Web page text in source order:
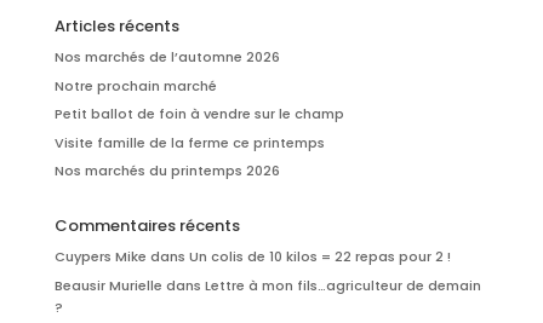
Articles récents
Nos marchés de l’automne 2026
Notre prochain marché
Petit ballot de foin à vendre sur le champ
Visite famille de la ferme ce printemps
Nos marchés du printemps 2026
Commentaires récents
Cuypers Mike dans Un colis de 10 kilos = 22 repas pour 2 !
Beausir Murielle dans Lettre à mon fils…agriculteur de demain
?